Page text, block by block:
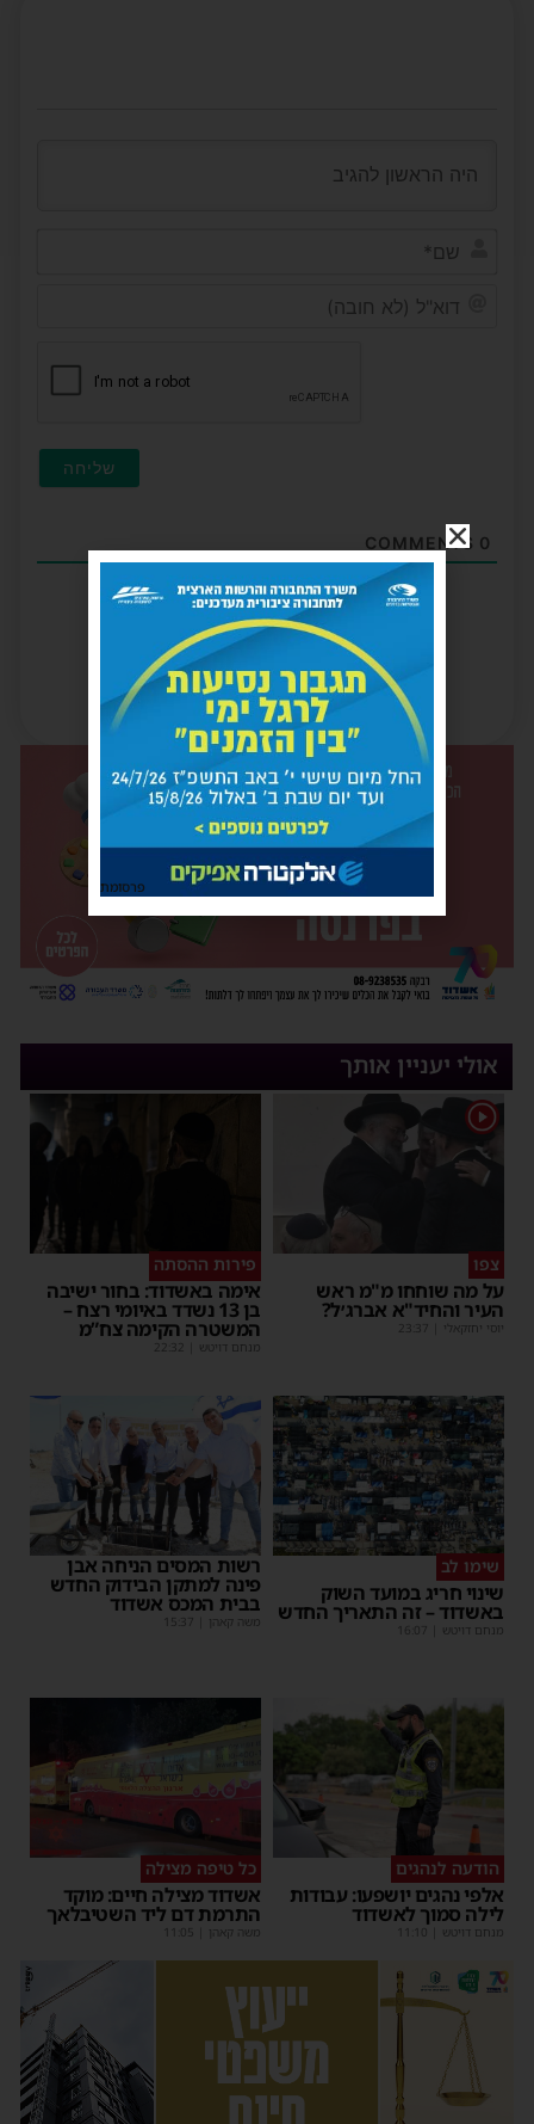
0
אולי יעניין אותך
1
צפו
על מה שוחחו מ"מ ראש
העיר והחיד"א אברג׳ל?
יוסי יחזקאלי 23:37
פירות ההסתה
אימה באשדוד: בחור ישיבה
בן 13 נשדד באיומי רצח –
המשטרה הקימה צח”מ
מנחם דויטש 22:32
שימו לב
שינוי חריג במועד השוק
באשדוד – זה התאריך החדש
מנחם דויטש 16:07
רשות המסים הניחה אבן
פינה למתקן הבידוק החדש
בבית המכס אשדוד
משה קאהן 15:37
הודעה לנהגים
אלפי נהגים יושפעו: עבודות
לילה סמוך לאשדוד
מנחם דויטש 11:10
כל טיפה מצילה
אשדוד מצילה חיים: מוקד
התרמת דם ליד השטיבלאך
משה קאהן 11:05
פרסומת